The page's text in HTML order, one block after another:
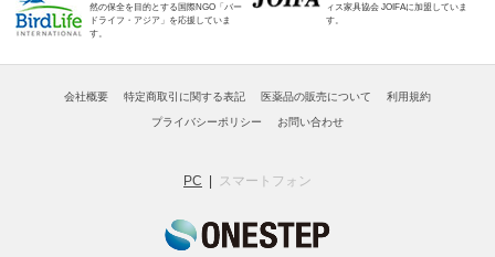
然の保全を目的とする国際NGO「バー
ドライフ・アジア」を応援していま
す。
ィス家具協会 JOIFAに加盟していま
す。
会社概要 特定商取引に関する表記 医薬品の販売について 利用規約
プライバシーポリシー お問い合わせ
PC スマートフォン